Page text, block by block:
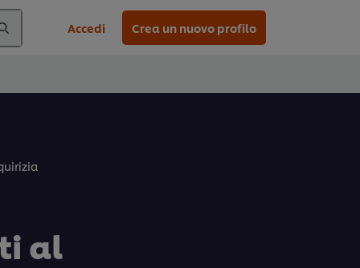
Accedi Crea un nuovo profilo
al